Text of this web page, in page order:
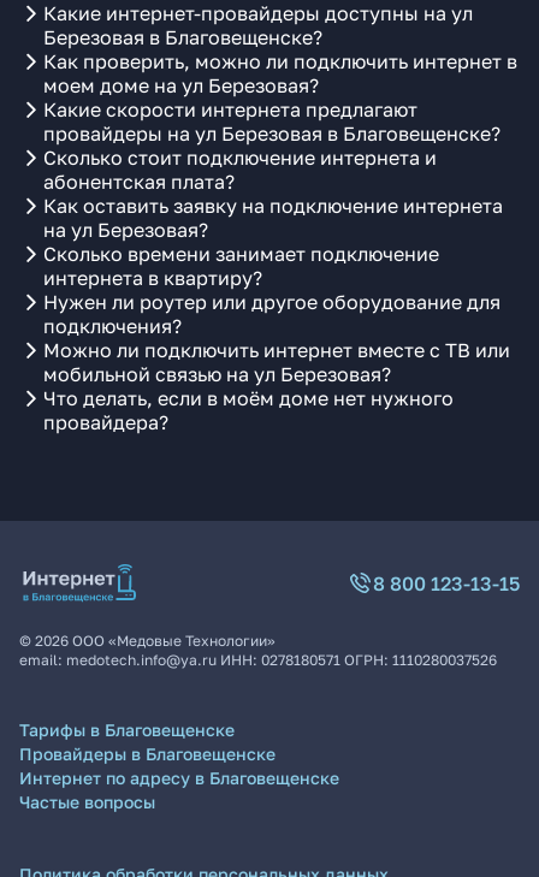
Какие интернет-провайдеры доступны на ул
Березовая в Благовещенске?
Как проверить, можно ли подключить интернет в
моем доме на ул Березовая?
Какие скорости интернета предлагают
провайдеры на ул Березовая в Благовещенске?
Сколько стоит подключение интернета и
абонентская плата?
Как оставить заявку на подключение интернета
на ул Березовая?
Сколько времени занимает подключение
интернета в квартиру?
Нужен ли роутер или другое оборудование для
подключения?
Можно ли подключить интернет вместе с ТВ или
мобильной связью на ул Березовая?
Что делать, если в моём доме нет нужного
провайдера?
8 800 123-13-15
© 2026 ООО «Медовые Технологии»
email: medotech.info@ya.ru ИНН: 0278180571 ОГРН: 1110280037526
Тарифы в Благовещенске
Провайдеры в Благовещенске
Интернет по адресу в Благовещенске
Частые вопросы